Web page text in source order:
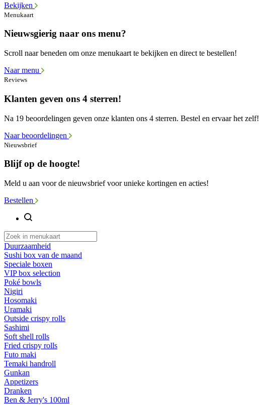
Bekijken
Menukaart
Nieuwsgierig naar ons menu?
Scroll naar beneden om onze menukaart te bekijken en direct te bestellen!
Naar menu
Reviews
Klanten geven ons 4 sterren!
Na 19 beoordelingen geven onze klanten ons 4 sterren. Bestel en ervaar het zelf!
Naar beoordelingen
Nieuwsbrief
Blijf op de hoogte!
Meld u aan voor de nieuwsbrief voor unieke kortingen en acties!
Bestellen
Duurzaamheid
Sushi box van de maand
Speciale boxen
VIP box selection
Poké bowls
Nigiri
Hosomaki
Uramaki
Outside crispy rolls
Sashimi
Soft shell rolls
Fried crispy rolls
Futo maki
Temaki handroll
Gunkan
Appetizers
Dranken
Ben & Jerry's 100ml